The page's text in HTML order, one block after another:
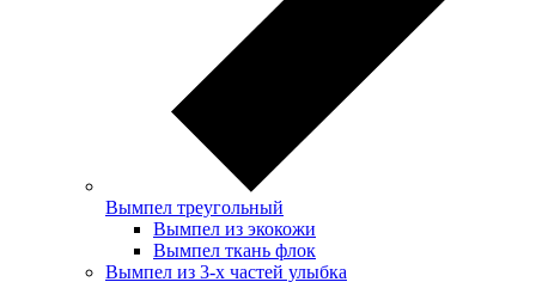
Вымпел треугольный
Вымпел из экокожи
Вымпел ткань флок
Вымпел из 3-х частей улыбка